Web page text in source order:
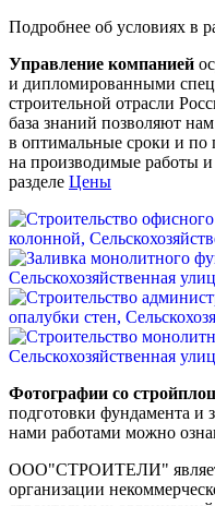
Подробнее об условиях в
Управление компанией
и дипломированными
строительной отрасли
база знаний позволяют
в оптимальные сроки и
на производимые работы
разделе Цены
Фотографии со
подготовки фундамента и
нами работами можно
ООО"СТРОИТЕЛИ"
организации